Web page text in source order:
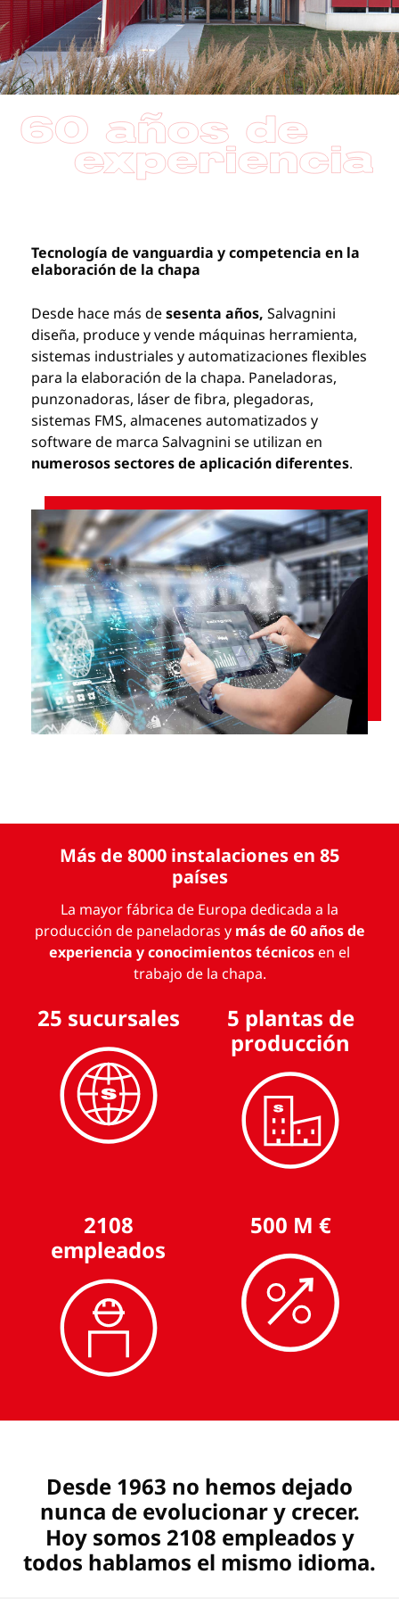
Tecnología de vanguardia y competencia en la
elaboración de la chapa
Desde hace más desesenta años,Salvagnini
diseña, produce y vende máquinas herramienta,
sistemas industriales y automatizaciones flexibles
para la elaboración de la chapa. Paneladoras,
punzonadoras, láser de fibra, plegadoras,
sistemas FMS, almacenes automatizados y
software de marca Salvagnini se utilizan en
numerosos sectores de aplicación diferentes.
Más de 8000 instalaciones en 85
países
La mayor fábrica de Europa dedicada a la
producción de paneladoras y más de 60 años de
experiencia y conocimientos técnicos en el
trabajo de la chapa.
25 sucursales
5 plantas de
producción
2108
empleados
500 M €
Desde 1963 no hemos dejado
nunca de evolucionar y crecer.
Hoy somos 2108 empleados y
todos hablamos el mismo idioma.